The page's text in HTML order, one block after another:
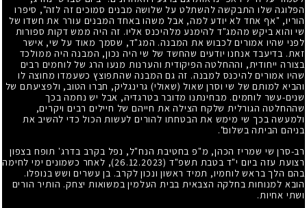
הפלוגה שלו התבקשה להשתלט על שלושה מבנים סמוכים זה לזה", סיפרו
הוריו, "אף אחד לא יודע למה, אבל משהו באחד המבנים עורר את חשדו של
שי והוא ביקש מהמג"ד להימנע מלהיכנס אליו. זה היה ממש דקות ספורות
לפני שהיו אמורים לכבוש את המבנה. המג"ד, שסמך מאוד על שי, אישר
זאת. בדיעבד אנחנו יודעים שהחשד של שי היה נכון, המבנה היה ממולכד
בצורה ייחודית, וההחלטה הפיקודית והערנות מנעו הרג של לוחמים רבים
שהיו אמורים להיכנס למבנה. זה גם המבנה שהתפוצץ כשעמדו מחוצה לו
והביא למותם של שי וסרן שאול (שאולי) גרינגליק, חברו הטוב, ולפציעתם של
שנים-עשר לוחמים. מבחינתנו מדובר בטרגדיה, אבל יש נחמה בכך
שההחלטה הגורלית שלקח הצילה את חייהם של חיילים רבים ויקרים,
ולמעשה בכך שי מימש את הבטחתו להורים לעשות הכול כדי להשיב את
בניהם הביתה בשלום".
רב-סרן שי שמריז הכהן, מ"פ בחטיבת הנח"ל, נפל בקרב בדרג' תופח בצפון
רצועת עזה ביום י"ד בטבת תשפ"ד (26.12.2023), לאחר כשמונים ימי לחימה
בהם הלך בראש לוחמיו, תמיד ראשון ונכון לקרב. בן עשרים ושש בנופלו.
הובא למנוחות בחלקה הצבאית בבית העלמין במשואות יצחק. הותיר הורים
ושתי אחיות.